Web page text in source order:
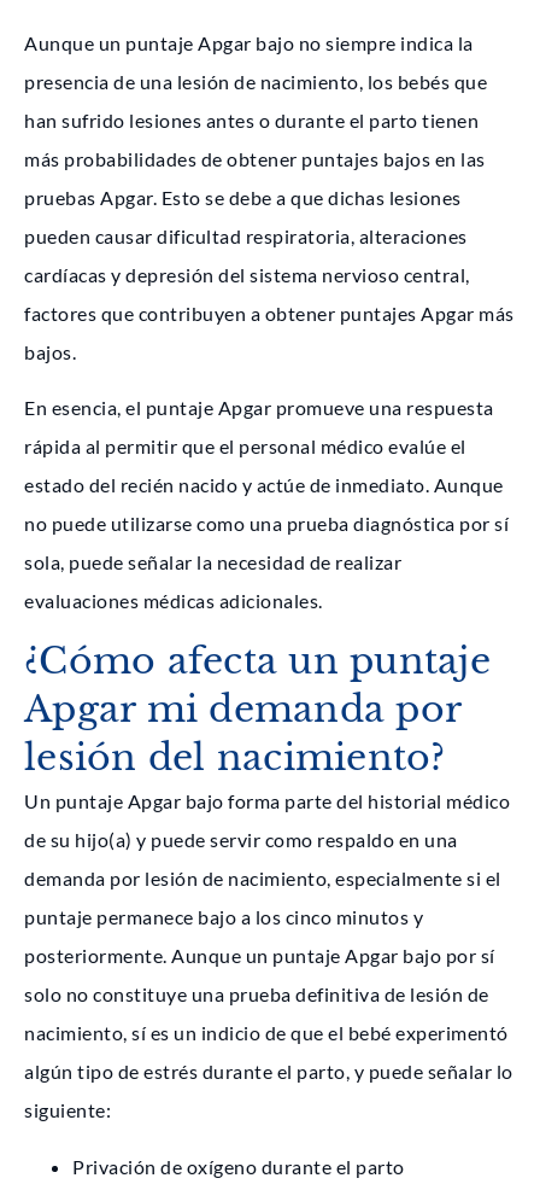
Aunque un puntaje Apgar bajo no siempre indica la
presencia de una lesión de nacimiento, los bebés que
han sufrido lesiones antes o durante el parto tienen
más probabilidades de obtener puntajes bajos en las
pruebas Apgar. Esto se debe a que dichas lesiones
pueden causar dificultad respiratoria, alteraciones
cardíacas y depresión del sistema nervioso central,
factores que contribuyen a obtener puntajes Apgar más
bajos.
En esencia, el puntaje Apgar promueve una respuesta
rápida al permitir que el personal médico evalúe el
estado del recién nacido y actúe de inmediato. Aunque
no puede utilizarse como una prueba diagnóstica por sí
sola, puede señalar la necesidad de realizar
evaluaciones médicas adicionales.
¿Cómo afecta un puntaje
Apgar mi demanda por
lesión del nacimiento?
Un puntaje Apgar bajo forma parte del historial médico
de su hijo(a) y puede servir como respaldo en una
demanda por lesión de nacimiento, especialmente si el
puntaje permanece bajo a los cinco minutos y
posteriormente. Aunque un puntaje Apgar bajo por sí
solo no constituye una prueba definitiva de lesión de
nacimiento, sí es un indicio de que el bebé experimentó
algún tipo de estrés durante el parto, y puede señalar lo
siguiente:
Privación de oxígeno durante el parto